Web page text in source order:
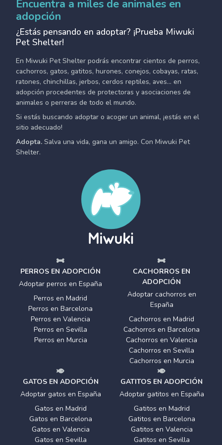
Encuentra a miles de animales en
adopción
¿Estás pensando en adoptar? ¡Prueba Miwuki
Pet Shelter!
En Miwuki Pet Shelter podrás encontrar cientos de perros,
cachorros, gatos, gatitos, hurones, conejos, cobayas, ratas,
ratones, chinchillas, jerbos, cerdos reptiles, aves... en
adopción procedentes de protectoras y asociaciones de
animales o perreras de todo el mundo.
Si estás buscando adoptar o acoger un animal, ¡estás en el
sitio adecuado!
Adopta. Salva una vida, gana un amigo. Con Miwuki Pet
Shelter.
PERROS EN ADOPCIÓN
Adoptar perros en España
Perros en Madrid
Perros en Barcelona
Perros en Valencia
Perros en Sevilla
Perros en Murcia
CACHORROS EN
ADOPCIÓN
Adoptar cachorros en
España
Cachorros en Madrid
Cachorros en Barcelona
Cachorros en Valencia
Cachorros en Sevilla
Cachorros en Murcia
GATOS EN ADOPCIÓN
Adoptar gatos en España
Gatos en Madrid
Gatos en Barcelona
Gatos en Valencia
Gatos en Sevilla
GATITOS EN ADOPCIÓN
Adoptar gatitos en España
Gatitos en Madrid
Gatitos en Barcelona
Gatitos en Valencia
Gatitos en Sevilla